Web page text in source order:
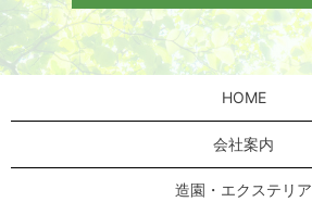
HOME
会社案内
造園・エクステリア